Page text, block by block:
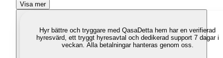
Visa mer
Hyr bättre och tryggare med QasaDetta hem har en verifierad
hyresvärd, ett tryggt hyresavtal och dedikerad support 7 dagar i
veckan. Alla betalningar hanteras genom oss.